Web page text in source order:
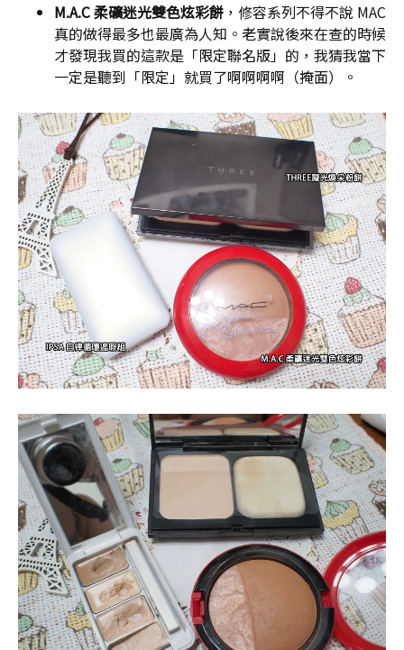
M.A.C 柔礦迷光雙色炫彩餅 ，修容系列不得不說 MAC
真的做得最多也最廣為人知。老實說後來在查的時候
才發現我買的這款是「限定聯名版」的，我猜我當下
一定是聽到「限定」就買了啊啊啊啊（掩面）。